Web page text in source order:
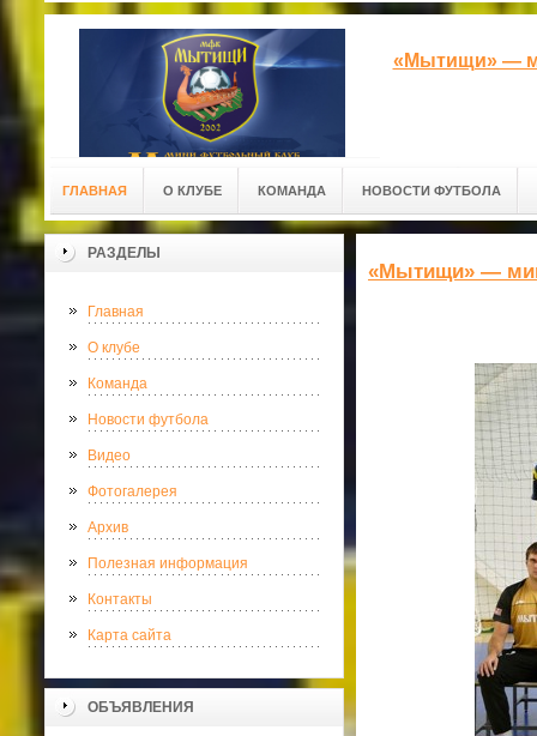
«Мытищи» —
ГЛАВНАЯ О КЛУБЕ КОМАНДА НОВОСТИ ФУТБОЛА
РАЗДЕЛЫ
Главная
О клубе
Команда
Новости футбола
Видео
Фотогалерея
Архив
Полезная информация
Контакты
Карта сайта
ОБЪЯВЛЕНИЯ
«Мытищи» —